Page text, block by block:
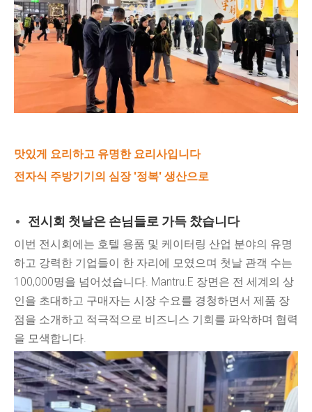
맛있게 요리하고 유명한 요리사입니다
전자식 주방기기의 심장 '정복' 생산으로
전시회 첫날은 손님들로 가득 찼습니다
이번 전시회에는 호텔 용품 및 케이터링 산업 분야의 유명
하고 강력한 기업들이 한 자리에 모였으며 첫날 관객 수는
100,000명을 넘어섰습니다. Mantru.E 장면은 전 세계의 상
인을 초대하고 구매자는 시장 수요를 경청하면서 제품 장
점을 소개하고 적극적으로 비즈니스 기회를 파악하며 협력
을 모색합니다.